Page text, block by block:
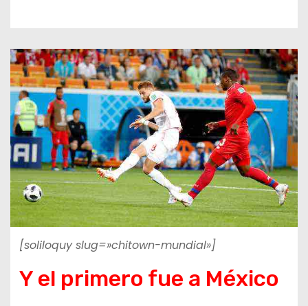
[soliloquy slug=»chitown-mundial»]
Y el primero fue a México